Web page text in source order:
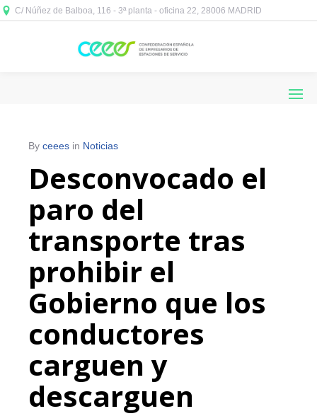
C/ Núñez de Balboa, 116 - 3ª planta - oficina 22, 28006 MADRID
By ceees in Noticias
Desconvocado el
paro del
transporte tras
prohibir el
Gobierno que los
conductores
carguen y
descarguen